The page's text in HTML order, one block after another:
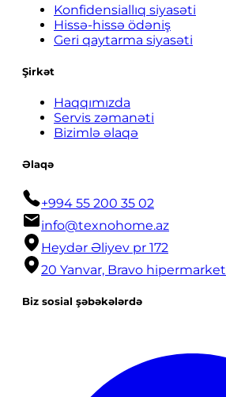
Konfidensiallıq siyasəti
Hissə-hissə ödəniş
Geri qaytarma siyasəti
Şirkət
Haqqımızda
Servis zəmanəti
Bizimlə əlaqə
Əlaqə
+994 55 200 35 02
info@texnohome.az
Heydər Əliyev pr 172
20 Yanvar, Bravo hipermarket
Biz sosial şəbəkələrdə